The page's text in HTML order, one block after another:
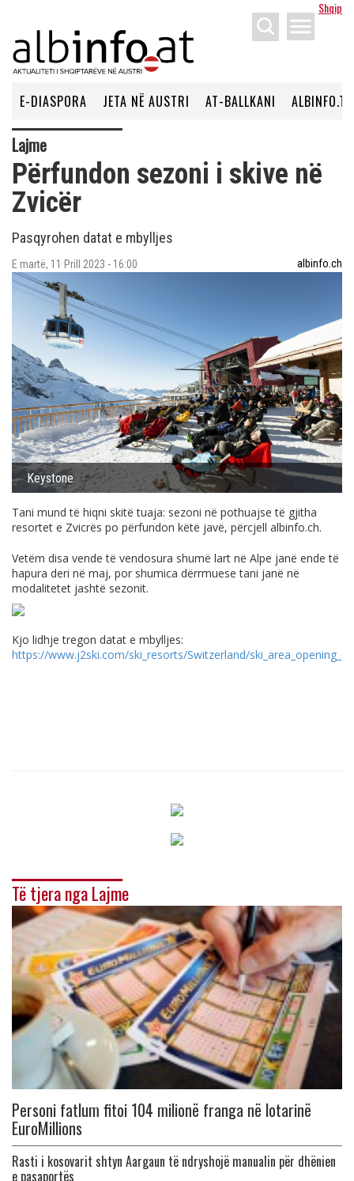
Shqip
menu
E-DIASPORA JETA NË AUSTRI AT-BALLKANI ALBINFO.TV
Lajme
Përfundon sezoni i skive në
Zvicër
Pasqyrohen datat e mbylljes
E martë, 11 Prill 2023 - 16:00 albinfo.ch
Keystone
Tani mund të hiqni skitë tuaja: sezoni në pothuajse të gjitha
resortet e Zvicrës po përfundon këtë javë, përcjell albinfo.ch.
Vetëm disa vende të vendosura shumë lart në Alpe janë ende të
hapura deri në maj, por shumica dërrmuese tani janë në
modalitetet jashtë sezonit.
Kjo lidhje tregon datat e mbylljes:
https://www.j2ski.com/ski_resorts/Switzerland/
Të tjera nga Lajme
Personi fatlum fitoi 104 milionë franga në lotarinë
EuroMillions
Rasti i kosovarit shtyn Aargaun të ndryshojë manualin për dhënien
e pasaportës